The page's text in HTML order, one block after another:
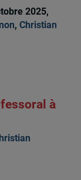
2025,
, Christian
à